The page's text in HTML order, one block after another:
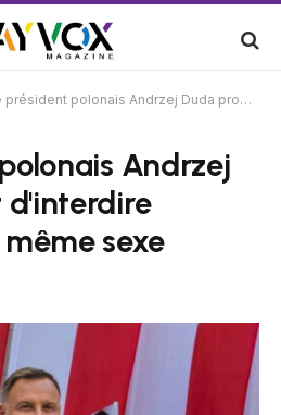
polonais Andrzej Duda promet d'interdire l'adoption du même sexe
Andrzej
d'interdire
sexe